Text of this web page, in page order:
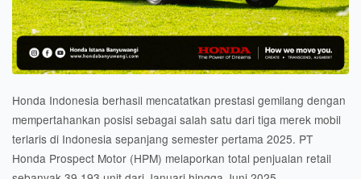
Honda Indonesia berhasil mencatatkan prestasi gemilang dengan
mempertahankan posisi sebagai salah satu dari tiga merek mobil
terlaris di Indonesia sepanjang semester pertama 2025. PT
Honda Prospect Motor (HPM) melaporkan total penjualan retail